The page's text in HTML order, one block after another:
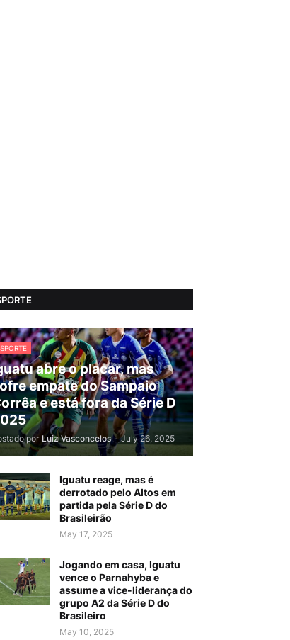
abre o placar, mas
empate do Sampaio
e está fora da Série D
por Luiz Vasconcelos - July 26, 2025
Iguatu reage, mas é
derrotado pelo Altos em
partida pela Série D do
Brasileirão
May 17, 2025
Jogando em casa, Iguatu
vence o Parnahyba e
assume a vice-liderança do
grupo A2 da Série D do
Brasileiro
May 10, 2025